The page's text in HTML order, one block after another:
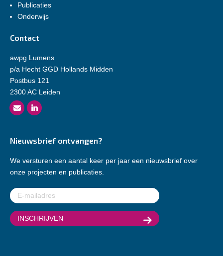
Publicaties
Onderwijs
Contact
awpg Lumens
p/a Hecht GGD Hollands Midden
Postbus 121
2300 AC Leiden
Nieuwsbrief ontvangen?
We versturen een aantal keer per jaar een nieuwsbrief over
onze projecten en publicaties.
E-
mailadres(Vereist)